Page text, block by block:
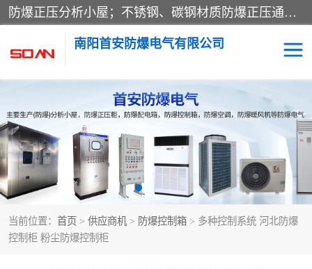
防爆正压分析小屋；不锈钢、碳钢材质防爆正压通风柜，分上下、左右、外挂三种款式；立式、挂式防爆配电柜体；不锈钢、碳钢防爆变频、磁力、星三角启动器；不锈钢、碳钢、铸铝防爆控制箱柜；可操作按键、多块式防爆仪表箱；多材质防爆接线箱；台式防爆电脑、防爆监视器。产品适配石油、化工、煤炭、电力、纺织、酿酒、航天、铁路、冶金、船舶、消防、市政等多行业工况使用。
南阳首安防爆电气有限公司
当前位置： 首页 > 供应商机 > 防爆控制箱 > 多种控制系统 河北防爆
控制柜 粉尘防爆控制柜
防爆小屋 防爆正压柜
防爆空调 防爆配电箱
防爆控制箱 防爆接线箱
防爆操作柱 防爆监视显示器